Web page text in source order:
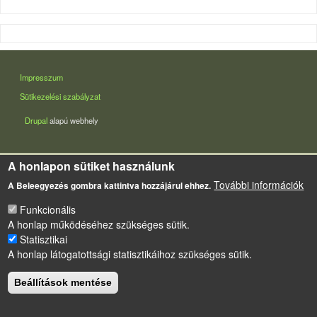
LÁBLÉC
Impresszum
Sütikezelési szabályzat
Drupalalapú webhely
A honlapon sütiket használunk
A Beleegyezés gombra kattintva hozzájárul ehhez. További információk
Funkcionális
A honlap működéséhez szükséges sütik.
Statisztikai
A honlap látogatottsági statisztikáihoz szükséges sütik.
Beállítások mentése